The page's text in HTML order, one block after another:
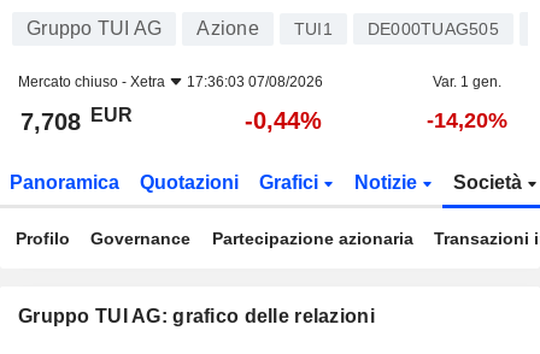
Gruppo TUI AG Azione TUI1 DE000TUAG505
Mercato chiuso - Xetra 17:36:03 07/08/2026 Var. 1 gen.
7,708 EUR -0,44% -14,20%
Panoramica Quotazioni Grafici Notizie Società
Profilo Governance Partecipazione azionaria Transazioni
Gruppo TUI AG: grafico delle relazioni